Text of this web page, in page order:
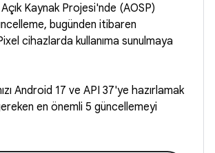
Kaynak Projesi'nde (AOSP)
bugünden itibaren
cihazlarda kullanıma sunulmaya
Android 17 ve API 37'ye hazırlamak
en önemli 5 güncellemeyi